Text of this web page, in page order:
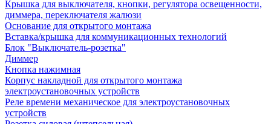
Крышка для выключателя, кнопки, регулятора освещенности,
диммера, переключателя жалюзи
Основание для открытого монтажа
Вставка/крышка для коммуникационных технологий
Блок "Выключатель-розетка"
Диммер
Кнопка нажимная
Корпус накладной для открытого монтажа
электроустановочных устройств
Реле времени механическое для электроустановочных
устройств